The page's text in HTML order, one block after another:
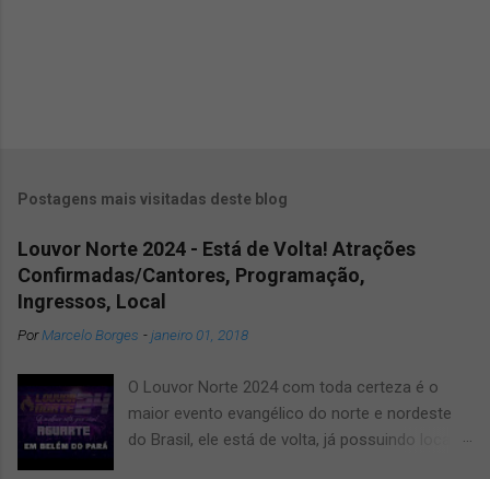
Postagens mais visitadas deste blog
Louvor Norte 2024 - Está de Volta! Atrações
Confirmadas/Cantores, Programação,
Ingressos, Local
PorMarcelo Borges -janeiro 01, 2018
O Louvor Norte 2024 com toda certeza é o
maior evento evangélico do norte e nordeste
do Brasil, ele está de volta, já possuindo local